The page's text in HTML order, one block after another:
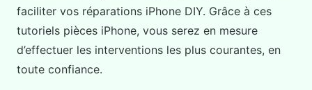
faciliter vos réparations iPhone DIY. Grâce à ces
tutoriels pièces iPhone, vous serez en mesure
d’effectuer les interventions les plus courantes, en
toute confiance.